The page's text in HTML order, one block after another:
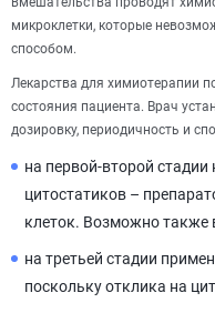
микроклетки, которые
способом.
Лекарства для химиотерапии
состояния пациента. Врач
дозировку, периодичность и
на первой-второй
цитостатиков –
клеток. Возможно также
на третьей стадии
поскольку отклика на